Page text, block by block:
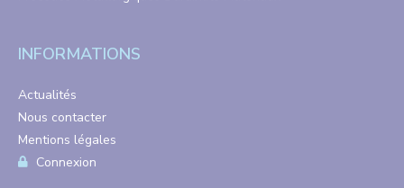
INFORMATIONS
Actualités
Nous contacter
Mentions légales
Connexion